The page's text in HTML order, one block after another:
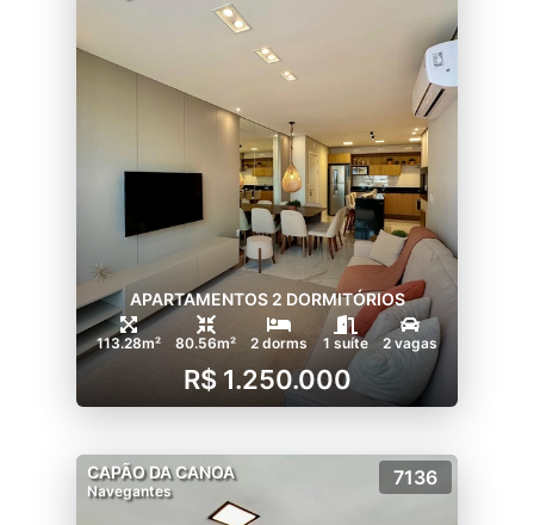
APARTAMENTOS 2 DORMITÓRIOS
113.28m² 80.56m² 2 dorms 1 suíte 2 vagas
R$ 1.250.000
CAPÃO DA CANOA
Navegantes
7136